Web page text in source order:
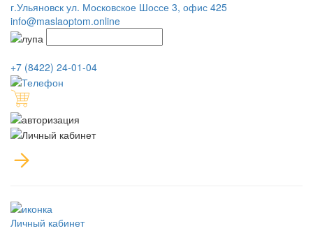
г.Ульяновск ул. Московское Шоссе 3, офис 425
info@maslaoptom.online
+7 (8422) 24-01-04
Личный кабинет